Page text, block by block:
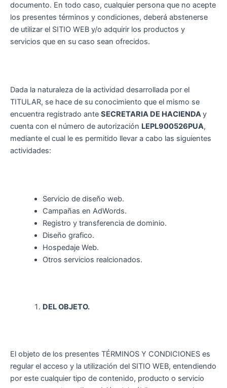
documento. En todo caso, cualquier persona que no acepte
los presentes términos y condiciones, deberá abstenerse
de utilizar el SITIO WEB y/o adquirir los productos y
servicios que en su caso sean ofrecidos.
Dada la naturaleza de la actividad desarrollada por el
TITULAR, se hace de su conocimiento que el mismo se
encuentra registrado ante SECRETARIA DE HACIENDAy
cuenta con el número de autorización LEPL900526PUA,
mediante el cual le es permitido llevar a cabo las siguientes
actividades:
Servicio de diseño web.
Campañas en AdWords.
Registro y transferencia de dominio.
Diseño grafico.
Hospedaje Web.
Otros servicios realcionados.
DEL OBJETO.
El objeto de los presentes TÉRMINOS Y CONDICIONES es
regular el acceso y la utilización del SITIO WEB, entendiendo
por este cualquier tipo de contenido, producto o servicio